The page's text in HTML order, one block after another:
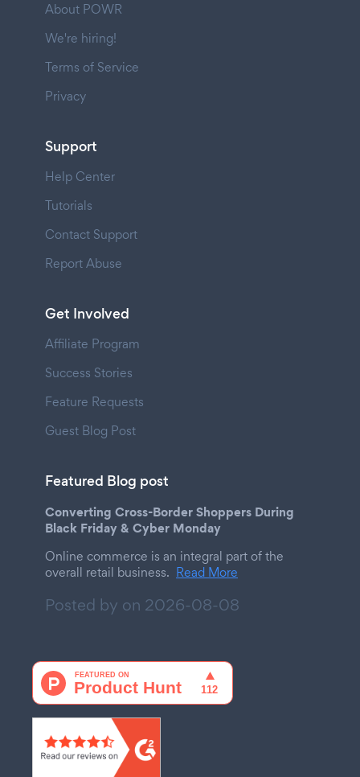
About POWR
We're hiring!
Terms of Service
Privacy
Support
Help Center
Tutorials
Contact Support
Report Abuse
Get Involved
Affiliate Program
Success Stories
Feature Requests
Guest Blog Post
Featured Blog post
Converting Cross-Border Shoppers During
Black Friday & Cyber Monday
Online commerce is an integral part of the
overall retail business. Read More
Posted by on 2026-08-08